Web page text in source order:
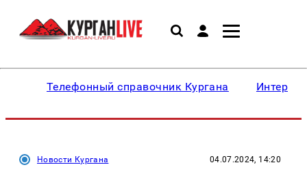
Телефонный справочник Кургана
Новости Кургана 04.07.2024, 14:20